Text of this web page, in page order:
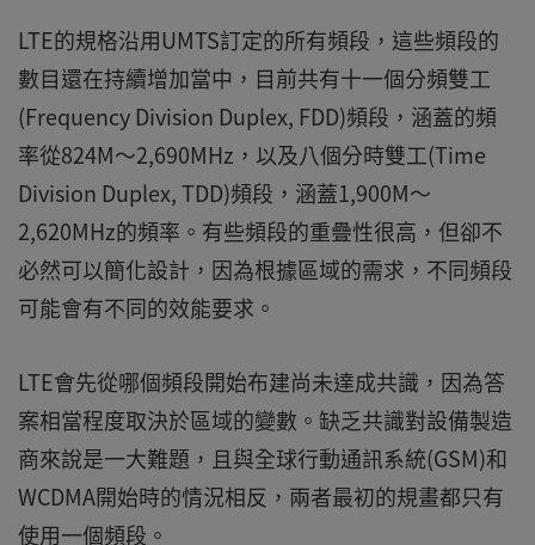
LTE的規格沿用UMTS訂定的所有頻段，這些頻段的
數目還在持續增加當中，目前共有十一個分頻雙工
(Frequency Division Duplex, FDD)頻段，涵蓋的頻
率從824M～2,690MHz，以及八個分時雙工(Time
Division Duplex, TDD)頻段，涵蓋1,900M～
2,620MHz的頻率。有些頻段的重疊性很高，但卻不
必然可以簡化設計，因為根據區域的需求，不同頻段
可能會有不同的效能要求。
LTE會先從哪個頻段開始布建尚未達成共識，因為答
案相當程度取決於區域的變數。缺乏共識對設備製造
商來說是一大難題，且與全球行動通訊系統(GSM)和
WCDMA開始時的情況相反，兩者最初的規畫都只有
使用一個頻段。